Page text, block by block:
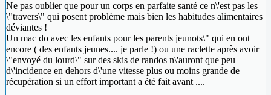
Ne pas oublier que pour un corps en parfaite santé ce n\'est pas les
\"travers\" qui posent problème mais bien les habitudes alimentaires
déviantes !
Un mac do avec les enfants pour les parents jeunots\" qui en ont
encore ( des enfants jeunes.... je parle !) ou une raclette après avoir
\"envoyé du lourd\" sur des skis de randos n\'auront que peu
d\'incidence en dehors d\'une vitesse plus ou moins grande de
récupération si un effort important a été fait avant ....